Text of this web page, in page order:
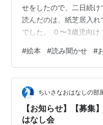
せをしたので、二日続
読んだのは、紙芝居入
でした。 ０〜3歳児向け
たのは、夏祭りで作った
ー5人が揃いました。 ①
にかな？」（童心社）
きます。 みんなすぐ答
じょうびケーキ（アリ
うど誕生日を迎え…
#絵本 #読み聞かせ #
ちいさなおはなしの
【お知らせ】【募
はなし会